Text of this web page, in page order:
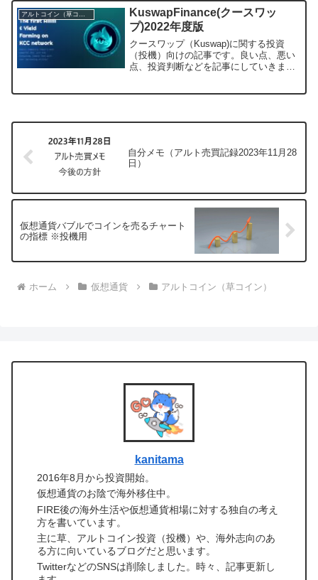
が非常に大きいです。実際、それが海外
移住の大きな手助...
アルトコイン（草コイン）
KuswapFinance(クースワッ
プ)2022年度版
クースワップ（Kuswap)に関する投資
（投機）向けの記事です。良い点、悪い
点、投資判断などを記事にしていきま
自分メモ（アルト売買記録2023年11月28
日）
仮想通貨バブルでコインを売るチャート
の指標 ※投機用
ホーム 仮想通貨 アルトコイン（草コイン）
kanitama
2016年8月から投資開始。
仮想通貨のお陰で海外移住中。
FIRE後の海外生活や仮想通貨相場に対する独自の考え
方を書いています。
主に草、アルトコイン投資（投機）や、海外志向のあ
る方に向いているブログだと思います。
TwitterなどのSNSは削除しました。時々、記事更新し